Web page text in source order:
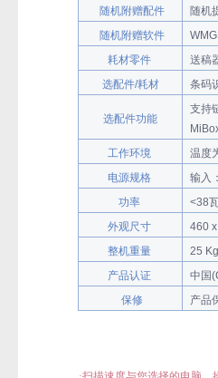
随机附赠配件
随机
随机附赠软件
耗材零件
送稿
选配件/耗材
条码
选配件功能
支持
工作环境
温度
电源规格
输入
功率
<38
外观尺寸
460
整机重量
25
产品认证
中国
保修
产品